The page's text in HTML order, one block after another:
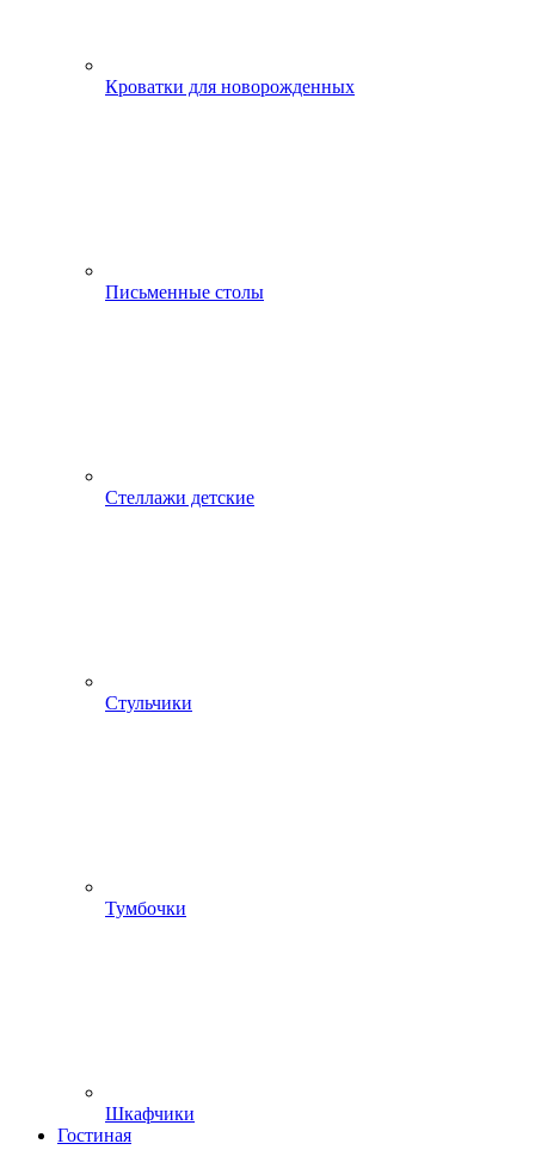
Кроватки для новорожденных
Письменные столы
Стеллажи детские
Стульчики
Тумбочки
Шкафчики
Гостиная